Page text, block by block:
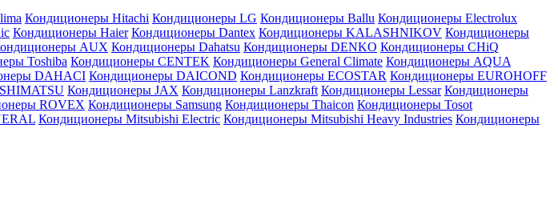
Кондиционеры Hitachi Кондиционеры LG Кондиционеры Ballu Кондиционеры Electrolux
Кондиционеры Haier Кондиционеры Dantex Кондиционеры KALASHNIKOV Кондиционеры
AUX Кондиционеры Dahatsu Кондиционеры DENKO Кондиционеры CHiQ
Toshiba Кондиционеры CENTEK Кондиционеры General Climate Кондиционеры AQUA
DAHACI Кондиционеры DAICOND Кондиционеры ECOSTAR Кондиционеры EUROHOFF
Кондиционеры JAX Кондиционеры Lanzkraft Кондиционеры Lessar Кондиционеры
ROVEX Кондиционеры Samsung Кондиционеры Thaicon Кондиционеры Tosot
Кондиционеры Mitsubishi Electric Кондиционеры Mitsubishi Heavy Industries Кондиционеры